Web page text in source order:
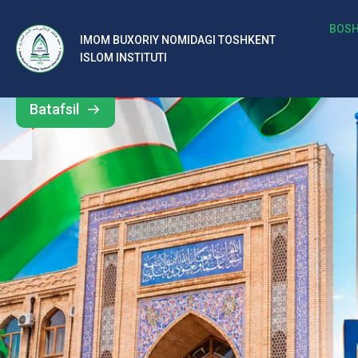
IMOM BUXORIY NOMIDAGI TOSHKENT
ISLOM INSTITUTI
b
al
ar
o‘
rt
a
si
d
Barcha
yangiliklar
Batafsil